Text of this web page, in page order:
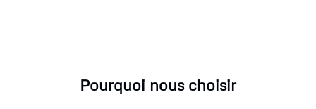
Pourquoi nous choisir